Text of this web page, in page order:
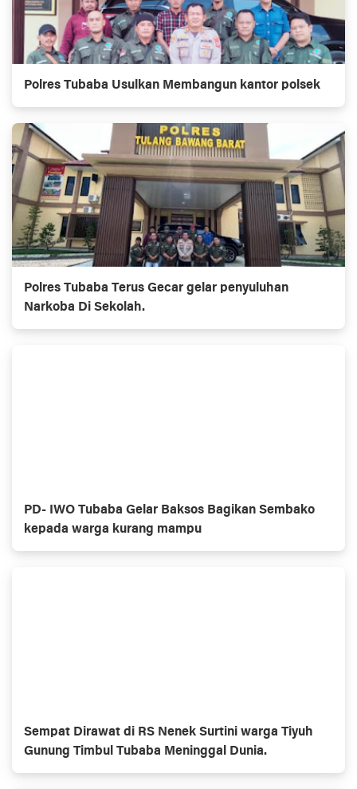
Polres Tubaba Usulkan Membangun kantor polsek
Polres Tubaba Terus Gecar gelar penyuluhan
Narkoba Di Sekolah.
PD- IWO Tubaba Gelar Baksos Bagikan Sembako
kepada warga kurang mampu
Sempat Dirawat di RS Nenek Surtini warga Tiyuh
Gunung Timbul Tubaba Meninggal Dunia.